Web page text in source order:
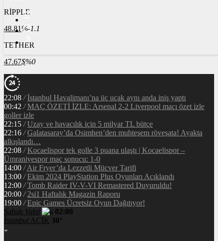
RİPPLE
48.81 %-1.1
TETHER
47.67$%0
22:08 / İstanbul Havalimanı’na üç uçak aynı anda iniş yaptı
00:42 / MAÇ ÖZETİ İZLE: Arsenal 2-2 Liverpool maçı özet izle
goller izle
22:15 / Uzay ve havacılık için 5 milyar TL bütçe
22:16 / Galatasaray’da Osimhen’den muhteşem röveşata! Ayakta
alkışlandı…
22:08 / Kocaelispor tek golle 3 puana ulaştı | Kocaelispor –
Ümraniyespor maç sonucu: 1-0
14:00 / Air Fryer’da Lezzetli Mücver Tarifi
13:00 / Ekim 2024 PlayStation Plus Oyunları Açıklandı
12:00 / Tomb Raider IV-V-VI Remastered Duyuruldu!
20:00 / 2si1 Haftalık Magazin Raporu
19:00 / Epic Games Ücretsiz Oyun Dağıtıyor!
Sabah Vakti
02:00
İstanbul AÇIK 30°